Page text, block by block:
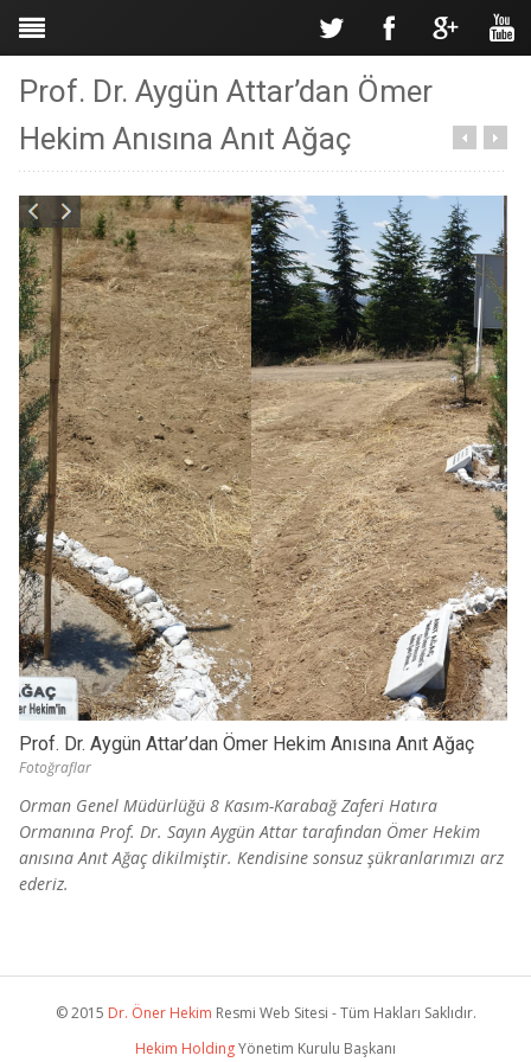
Prof. Dr. Aygün Attar’dan Ömer
Hekim Anısına Anıt Ağaç
Prof. Dr. Aygün Attar’dan Ömer Hekim Anısına Anıt Ağaç
Fotoğraflar
Orman Genel Müdürlüğü 8 Kasım-Karabağ Zaferi Hatıra
Ormanına Prof. Dr. Sayın Aygün Attar tarafından Ömer Hekim